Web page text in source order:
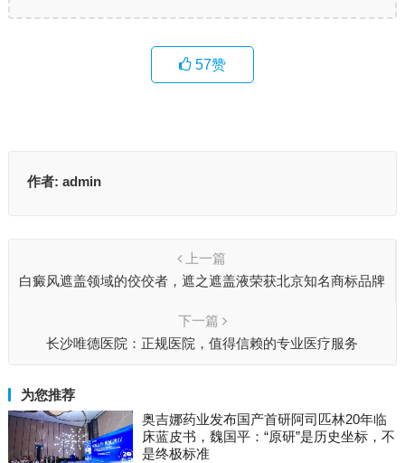
57赞
作者: admin
上一篇
白癜风遮盖领域的佼佼者，遮之遮盖液荣获北京知名商标品牌
下一篇
长沙唯德医院：正规医院，值得信赖的专业医疗服务
为您推荐
奥吉娜药业发布国产首研阿司匹林20年临
床蓝皮书，魏国平：“原研”是历史坐标，不
是终极标准